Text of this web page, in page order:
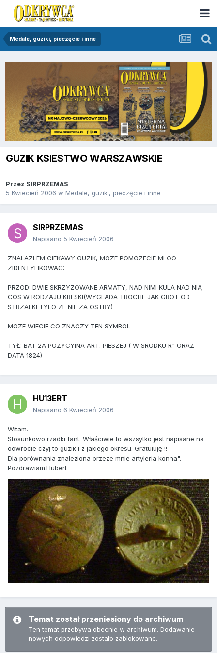
Medale, guziki, pieczęcie i inne
GUZIK KSIESTWO WARSZAWSKIE
Przez SIRPRZEMAS
5 Kwiecień 2006 w Medale, guziki, pieczęcie i inne
SIRPRZEMAS
Napisano 5 Kwiecień 2006
ZNALAZLEM CIEKAWY GUZIK, MOZE POMOZECIE MI GO
ZIDENTYFIKOWAC:
PRZOD: DWIE SKRZYZOWANE ARMATY, NAD NIMI KULA NAD NIĄ
COS W RODZAJU KRESKI(WYGLADA TROCHE JAK GROT OD
STRZALKI TYLO ZE NIE ZA OSTRY)
MOZE WIECIE CO ZNACZY TEN SYMBOL
TYŁ: BAT 2A POZYCYINA ART. PIESZEJ ( W SRODKU R" ORAZ
DATA 1824)
HU13ERT
Napisano 6 Kwiecień 2006
Witam.
Stosunkowo rzadki fant. Właściwie to wszsytko jest napisane na
odwrocie czyj to guzik i z jakiego okresu. Gratuluję !!
Dla porównania znaleziona przeze mnie artyleria konna".
Pozdrawiam.Hubert
Temat został przeniesiony do archiwum
Ten temat przebywa obecnie w archiwum. Dodawanie
nowych odpowiedzi zostało zablokowane.